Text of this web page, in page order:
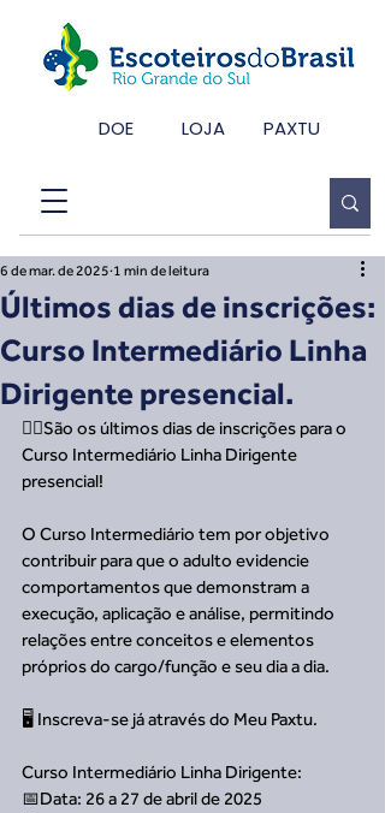
DOE LOJA PAXTU
Últimos dias de inscrições:
Curso Intermediário Linha
Dirigente presencial.
6 de mar. de 2025 1 min de leitura
🙋‍♂️São os últimos dias de inscrições para o
Curso Intermediário Linha Dirigente
presencial!
O Curso Intermediário tem por objetivo
contribuir para que o adulto evidencie
comportamentos que demonstram a
execução, aplicação e análise, permitindo
relações entre conceitos e elementos
próprios do cargo/função e seu dia a dia.
🖥️ Inscreva-se já através do Meu Paxtu.
Curso Intermediário Linha Dirigente:
📅Data: 26 a 27 de abril de 2025